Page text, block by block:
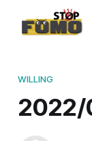
WILLING
2022/